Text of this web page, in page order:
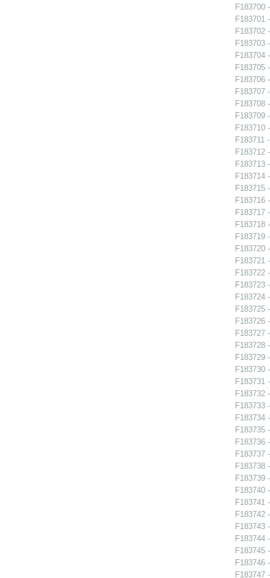
F183700
F183701
F183702
F183703
F183704
F183705
F183706
F183707
F183708
F183709
F183710
F183711
F183712
F183713
F183714
F183715
F183716
F183717
F183718
F183719
F183720
F183721
F183722
F183723
F183724
F183725
F183726
F183727
F183728
F183729
F183730
F183731
F183732
F183733
F183734
F183735
F183736
F183737
F183738
F183739
F183740
F183741
F183742
F183743
F183744
F183745
F183746
F183747